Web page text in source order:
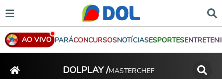
AO VIVO PARÁCONCURSOSNOTÍCIASESPORTES
DOLPLAY /MASTERCHEF